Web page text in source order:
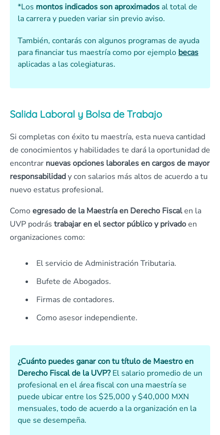
*Los montos indicados son aproximados al total de
la carrera y pueden variar sin previo aviso.
También, contarás con algunos programas de ayuda
para financiar tus maestría como por ejemplo becas
aplicadas a las colegiaturas.
Salida Laboral y Bolsa de Trabajo
Si completas con éxito tu maestría, esta nueva cantidad
de conocimientos y habilidades te dará la oportunidad de
encontrar nuevas opciones laborales en cargos de mayor
responsabilidady con salarios más altos de acuerdo a tu
nuevo estatus profesional.
Como egresado de la Maestría en Derecho Fiscalen la
UVP podrás trabajar en el sector público y privadoen
organizaciones como:
El servicio de Administración Tributaria.
Bufete de Abogados.
Firmas de contadores.
Como asesor independiente.
¿Cuánto puedes ganar con tu título de Maestro en
Derecho Fiscal de la UVP?El salario promedio de un
profesional en el área fiscal con una maestría se
puede ubicar entre los $25,000 y $40,000 MXN
mensuales, todo de acuerdo a la organización en la
que se desempeña.